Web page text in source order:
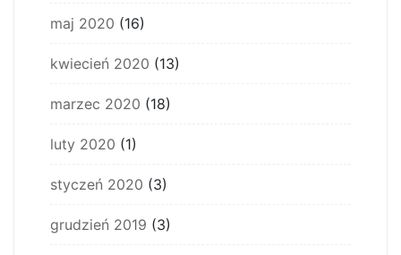
maj 2020 (16)
kwiecień 2020 (13)
marzec 2020 (18)
luty 2020 (1)
styczeń 2020 (3)
grudzień 2019 (3)